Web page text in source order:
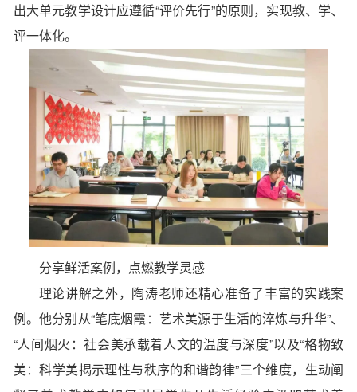
出大单元教学设计应遵循“评价先行”的原则，实现教、学、
评一体化。
分享鲜活案例，点燃教学灵感
理论讲解之外，陶涛老师还精心准备了丰富的实践案
例。他分别从“笔底烟霞：艺术美源于生活的淬炼与升华”、
“人间烟火：社会美承载着人文的温度与深度”以及“格物致
美：科学美揭示理性与秩序的和谐韵律”三个维度，生动阐